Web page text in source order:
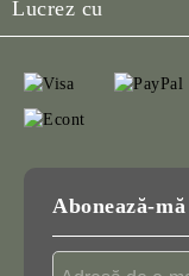
Lucrez cu
Abonează-